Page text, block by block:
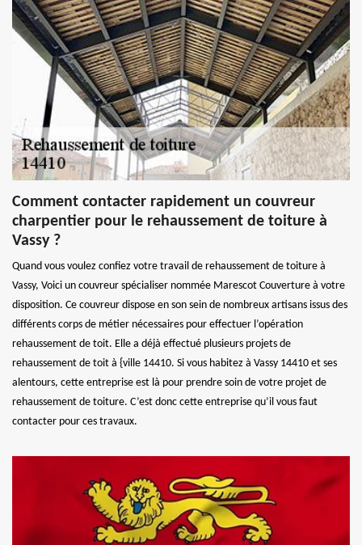
Comment contacter rapidement un couvreur
charpentier pour le rehaussement de toiture à
Vassy ?
Quand vous voulez confiez votre travail de rehaussement de toiture à
Vassy, Voici un couvreur spécialiser nommée Marescot Couverture à votre
disposition. Ce couvreur dispose en son sein de nombreux artisans issus des
différents corps de métier nécessaires pour effectuer l’opération
rehaussement de toit. Elle a déjà effectué plusieurs projets de
rehaussement de toit à {ville 14410. Si vous habitez à Vassy 14410 et ses
alentours, cette entreprise est là pour prendre soin de votre projet de
rehaussement de toiture. C’est donc cette entreprise qu’il vous faut
contacter pour ces travaux.